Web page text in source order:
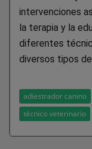
intervenciones
la terapia y la
diferentes
diversos tipos
adiestrador canino
técnico veterinario